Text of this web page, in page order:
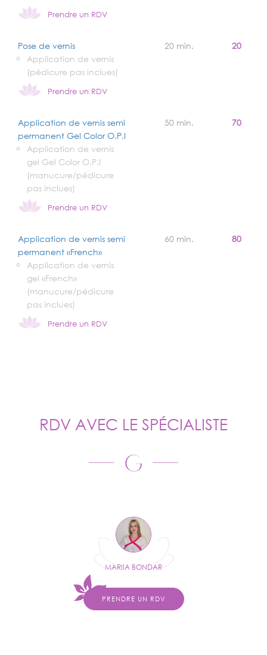
Prendre un RDV
Pose de vernis
Application de vernis
(pédicure pas inclues)
Prendre un RDV
20 min. 20
Application de vernis semi
permanent Gel Color O.P.I
Application de vernis
gel Gel Color O.P.I
(manucure/pédicure
pas inclues)
Prendre un RDV
50 min. 70
Application de vernis semi
permanent «French»
Application de vernis
gel «French»
(manucure/pédicure
pas inclues)
Prendre un RDV
60 min. 80
RDV AVEC LE SPÉCIALISTE
MARIIA BONDAR
PRENDRE UN RDV